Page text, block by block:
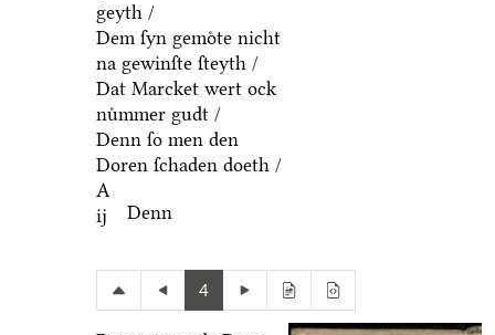
geyth /
Dem ſyn gemoͤte nicht
na gewinſte ſteyth /
Dat Marcket wert ock
nuͤmmer gudt /
Denn ſo men den
Doren ſchaden doeth /
A
ij
Denn
4